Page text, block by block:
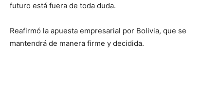
futuro está fuera de toda duda.
Reafirmó la apuesta empresarial por Bolivia, que se
mantendrá de manera firme y decidida.